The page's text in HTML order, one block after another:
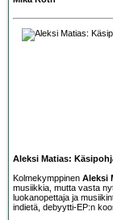
Aleksi Matias:
Kolmekymppinen Aleksi
musiikkia, mutta vasta
luokanopettaja ja
indietä, debyytti-EP:n